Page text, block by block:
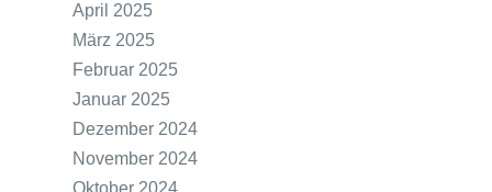
April 2025
März 2025
Februar 2025
Januar 2025
Dezember 2024
November 2024
Oktober 2024